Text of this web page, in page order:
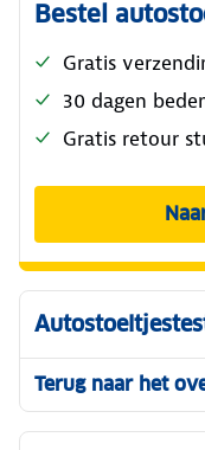
Bestel
Gratis
30 dagen
Gratis retour
Terug naar het